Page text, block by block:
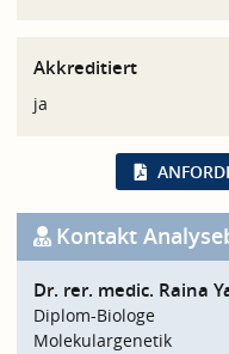
Akkreditiert
ja
Kontakt
Dr. rer. medic. Raina
Diplom-Biologe
Molekulargenetik